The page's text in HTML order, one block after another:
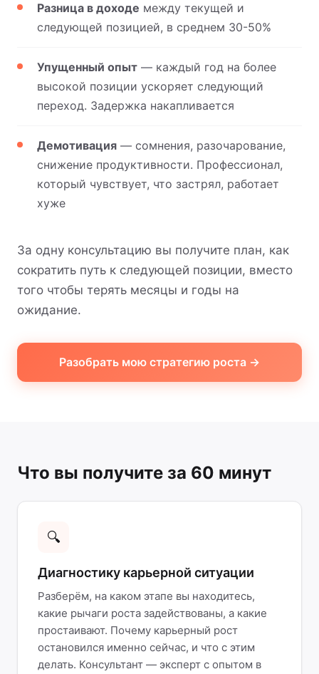
Разница в доходе между текущей и
следующей позицией, в среднем 30-50%
Упущенный опыт — каждый год на более
высокой позиции ускоряет следующий
переход. Задержка накапливается
Демотивация — сомнения, разочарование,
снижение продуктивности. Профессионал,
который чувствует, что застрял, работает
хуже
За одну консультацию вы получите план, как
сократить путь к следующей позиции, вместо
того чтобы терять месяцы и годы на
ожидание.
Разобрать мою стратегию роста →
Что вы получите за 60 минут
🔍
Диагностику карьерной ситуации
Разберём, на каком этапе вы находитесь,
какие рычаги роста задействованы, а какие
простаивают. Почему карьерный рост
остановился именно сейчас, и что с этим
делать. Консультант — эксперт с опытом в